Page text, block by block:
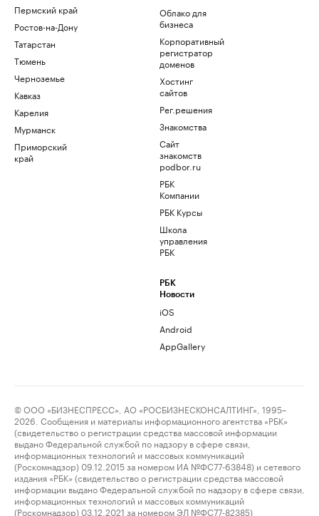
Пермский край
Ростов-на-Дону
Татарстан
Тюмень
Черноземье
Кавказ
Карелия
Мурманск
Приморский
край
Облако для
бизнеса
Корпоративный
регистратор
доменов
Хостинг
сайтов
Рег.решения
Знакомства
Сайт
знакомств
podbor.ru
РБК
Компании
РБК Курсы
Школа
управления
РБК
РБК
Новости
iOS
Android
AppGallery
© ООО «БИЗНЕСПРЕСС», АО «РОСБИЗНЕСКОНСАЛТИНГ», 1995–
2026. Сообщения и материалы информационного агентства «РБК»
(свидетельство о регистрации средства массовой информации
выдано Федеральной службой по надзору в сфере связи,
информационных технологий и массовых коммуникаций
(Роскомнадзор) 09.12.2015 за номером ИА №ФС77-63848) и сетевого
издания «РБК» (свидетельство о регистрации средства массовой
информации выдано Федеральной службой по надзору в сфере связи,
информационных технологий и массовых коммуникаций
(Роскомнадзор) 03.12.2021 за номером ЭЛ №ФС77-82385)